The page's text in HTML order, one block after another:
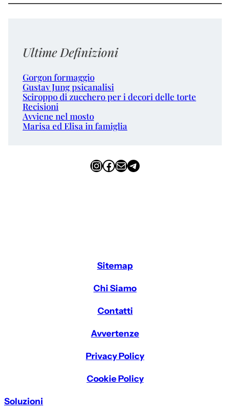
Ultime Definizioni
Gorgon formaggio
Gustav Jung psicanalisi
Sciroppo di zucchero per i decori delle torte
Recisioni
Avviene nel mosto
Marisa ed Elisa in famiglia
InstagramFacebook Email Telegram
Sitemap
Chi Siamo
Contatti
Avvertenze
Privacy Policy
Cookie Policy
Soluzioni